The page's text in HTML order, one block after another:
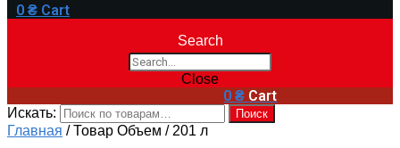
0 ₴ Cart
Search
Close
0₴ Cart
Искать: Поиск
Главная /Товар Объем / 201 л